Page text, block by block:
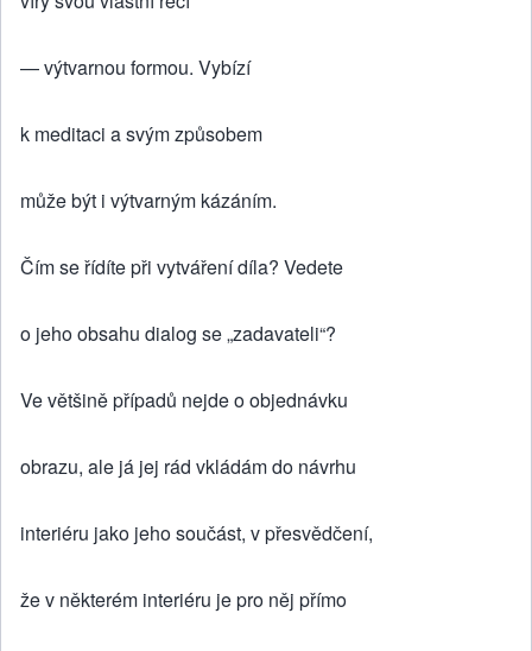
— výtvarnou formou. Vybízí
k meditaci a svým způsobem
může být i výtvarným kázáním.
Čím se řídíte při vytváření díla? Vedete
o jeho obsahu dialog se „zadavateli“?
Ve většině případů nejde o objednávku
obrazu, ale já jej rád vkládám do návrhu
interiéru jako jeho součást, v přesvědčení,
že v některém interiéru je pro něj přímo